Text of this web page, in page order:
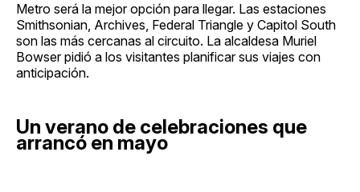
Metro será la mejor opción para llegar. Las estaciones
Smithsonian, Archives, Federal Triangle y Capitol South
son las más cercanas al circuito. La alcaldesa Muriel
Bowser pidió a los visitantes planificar sus viajes con
anticipación.
Un verano de celebraciones que
arrancó en mayo